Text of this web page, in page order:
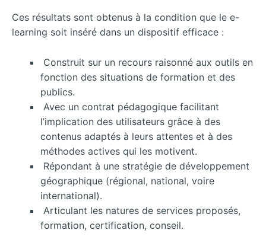
Ces résultats sont obtenus à la condition que le e-
learning soit inséré dans un dispositif efficace :
Construit sur un recours raisonné aux outils en
fonction des situations de formation et des
publics.
Avec un contrat pédagogique facilitant
l’implication des utilisateurs grâce à des
contenus adaptés à leurs attentes et à des
méthodes actives qui les motivent.
Répondant à une stratégie de développement
géographique (régional, national, voire
international).
Articulant les natures de services proposés,
formation, certification, conseil.